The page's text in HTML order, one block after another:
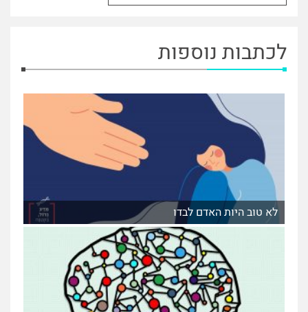
לכתבות נוספות
לא טוב היות האדם לבדו